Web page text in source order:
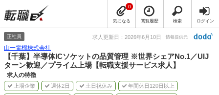
気になる
0
閲覧履歴 検索 ログイン
正社員 求人更新日：2026年6月10日 情報提供元
山一電機株式会社
【千葉】半導体ICソケットの品質管理 ※世界シェアNo.1／UIJ
ターン歓迎／プライム上場【転職支援サービス求人】
求人の特徴
上場企業 週休2日 土日祝休み 年間休日120日以上